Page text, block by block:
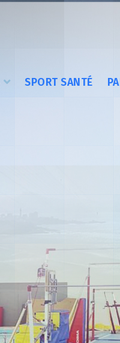
SPORT SANTÉ